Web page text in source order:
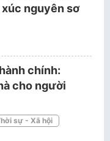
nguyên sơ
chính:
cho người
sự - Xã hội